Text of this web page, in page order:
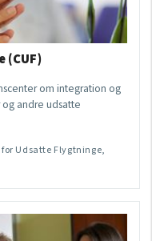
om integration og
andre udsatte
Udsatte Flygtninge,